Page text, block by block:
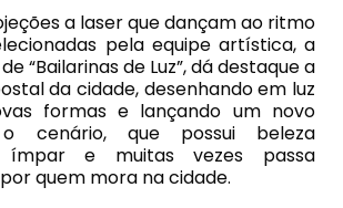
a laser que dançam ao ritmo
pela equipe artística, a
“Bailarinas de Luz”, dá destaque a
da cidade, desenhando em luz
formas e lançando um novo
cenário, que possui beleza
ímpar e muitas vezes passa
quem mora na cidade.